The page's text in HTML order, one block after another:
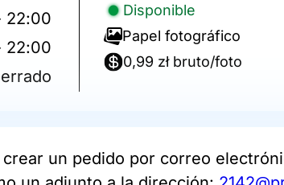
22:00
22:00
Disponible
Papel fotográfico
0,99 zł bruto/foto
un pedido por correo